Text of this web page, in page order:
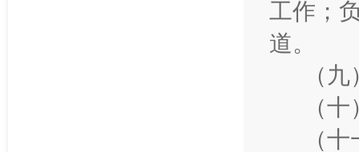
工作；
道。
（
（
（